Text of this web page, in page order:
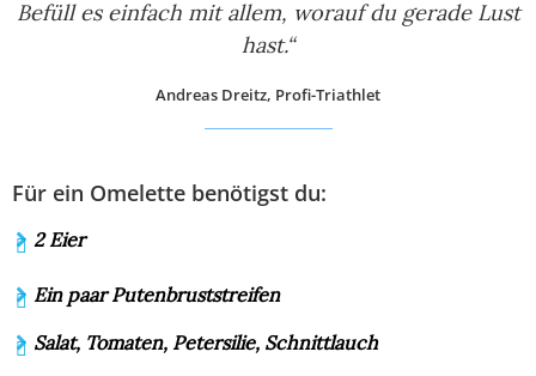
Befüll es einfach mit allem, worauf du gerade Lust
hast.“
Andreas Dreitz, Profi-Triathlet
Für ein Omelette benötigst du:
2 Eier
Ein paar Putenbruststreifen
Salat, Tomaten, Petersilie, Schnittlauch